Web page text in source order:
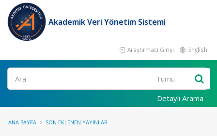
Akademik Veri Yönetim Sistemi
Araştırmacı Girişi English
Ara
Detaylı Arama
ANA SAYFA SON EKLENEN YAYINLAR